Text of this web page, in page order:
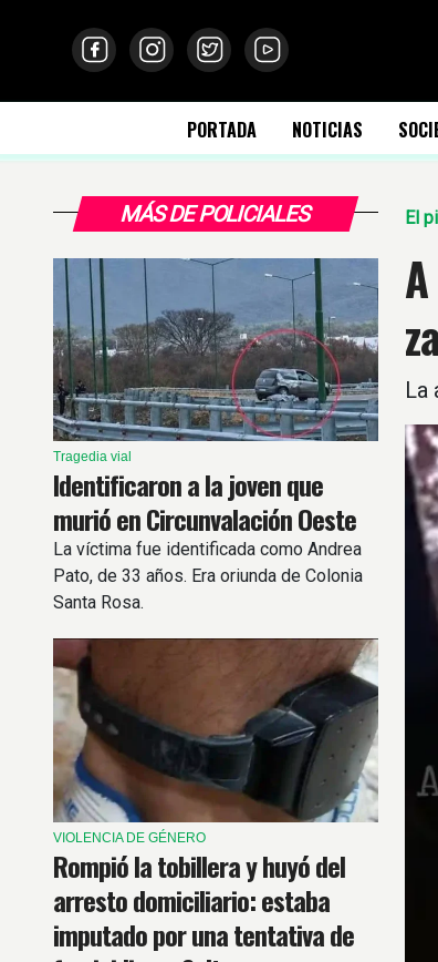
PORTADA NOTICIAS
MÁS DE POLICIALES
Tragedia vial
Identificaron a la joven que
murió en Circunvalación Oeste
La víctima fue identificada como Andrea
Pato, de 33 años. Era oriunda de Colonia
Santa Rosa.
VIOLENCIA DE GÉNERO
Rompió la tobillera y huyó del
arresto domiciliario: estaba
imputado por una tentativa de
El
La